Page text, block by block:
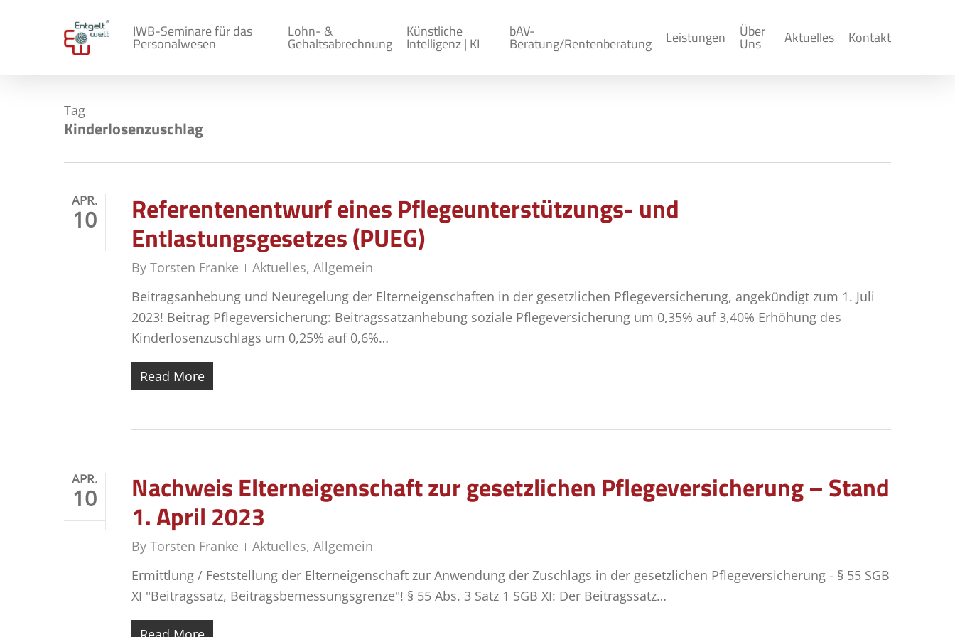
IWB-Seminare für das
Personalwesen
Lohn- &
Gehaltsabrechnung
Künstliche
Intelligenz | KI
bAV-
Beratung/Rentenberatung Leistungen Über
Uns Aktuelles Kontakt
Tag
Kinderlosenzuschlag
APR.
10 Referentenentwurf eines Pflegeunterstützungs- und
Entlastungsgesetzes (PUEG)
By Torsten Franke Aktuelles, Allgemein
Beitragsanhebung und Neuregelung der Elterneigenschaften in der gesetzlichen Pflegeversicherung, angekündigt zum 1. Juli
2023! Beitrag Pflegeversicherung: Beitragssatzanhebung soziale Pflegeversicherung um 0,35% auf 3,40% Erhöhung des
Kinderlosenzuschlags um 0,25% auf 0,6%…
Read More
APR.
10 Nachweis Elterneigenschaft zur gesetzlichen Pflegeversicherung – Stand
1. April 2023
By Torsten Franke Aktuelles, Allgemein
Ermittlung / Feststellung der Elterneigenschaft zur Anwendung der Zuschlags in der gesetzlichen Pflegeversicherung - § 55 SGB
XI "Beitragssatz, Beitragsbemessungsgrenze"! § 55 Abs. 3 Satz 1 SGB XI: Der Beitragssatz…